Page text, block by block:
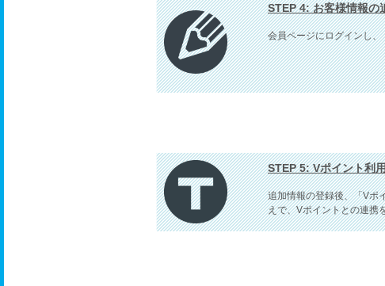
STEP 4: お客様情報の
会員ページにログインし
STEP 5: Vポイント利
追加情報の登録後、「Vポ
えで、Vポイントとの連携